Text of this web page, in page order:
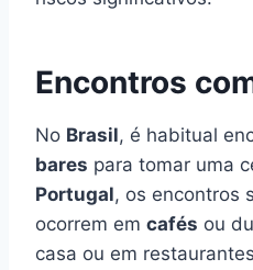
Encontros
No Brasil, é habitual
bares para tomar uma
Portugal, os encontros
ocorrem em cafés ou
casa ou em